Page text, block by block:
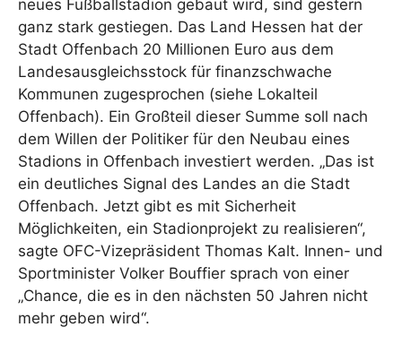
neues Fußballstadion gebaut wird, sind gestern
ganz stark gestiegen. Das Land Hessen hat der
Stadt Offenbach 20 Millionen Euro aus dem
Landesausgleichsstock für finanzschwache
Kommunen zugesprochen (siehe Lokalteil
Offenbach). Ein Großteil dieser Summe soll nach
dem Willen der Politiker für den Neubau eines
Stadions in Offenbach investiert werden. „Das ist
ein deutliches Signal des Landes an die Stadt
Offenbach. Jetzt gibt es mit Sicherheit
Möglichkeiten, ein Stadionprojekt zu realisieren“,
sagte OFC-Vizepräsident Thomas Kalt. Innen- und
Sportminister Volker Bouffier sprach von einer
„Chance, die es in den nächsten 50 Jahren nicht
mehr geben wird“.